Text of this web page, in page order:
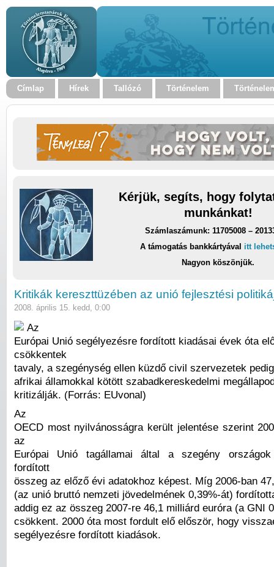
Címlap Hírek Tallózó Történelem
Kérjük, segíts, hogy
munkánkat!
Számlaszámunk: 11705008 –
A támogatás bankkártyával itt
Nagyon köszönjük.
Kritikák kereszttüzében az unió fejlesztési
2008. április 15. kedd, 0:00
Az
Európai Unió segélyezésre fordított kiadásai évek óta
csökkentek
tavaly, a szegénység ellen küzdő civil szervezetek
afrikai államokkal kötött szabadkereskedelmi
kritizálják. (Forrás: EUvonal)
Az
OECD most nyilvánosságra került jelentése szerint
az
Európai Unió tagállamai által a szegény országok
fordított
összeg az előző évi adatokhoz képest. Míg 2006-ban
(az unió bruttó nemzeti jövedelmének 0,39%-át)
addig ez az összeg 2007-re 46,1 milliárd euróra (a GNI
csökkent. 2000 óta most fordult elő először, hogy
segélyezésre fordított kiadások.